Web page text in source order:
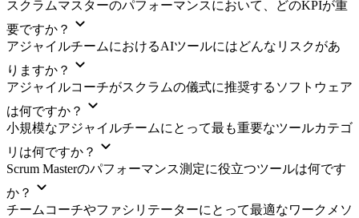
スクラムマスターのパフォーマンスにおいて、どのKPIが重
要ですか？
アジャイルチームにおけるAIツールにはどんなリスクがあ
りますか？
アジャイルコーチがスクラムの儀式に推奨するソフトウェア
は何ですか？
小規模なアジャイルチームにとって最も重要なツールカテゴ
リは何ですか？
Scrum Masterのパフォーマンス測定に役立つツールは何です
か？
チームコーチやファシリテーターにとって最適なワークメソ